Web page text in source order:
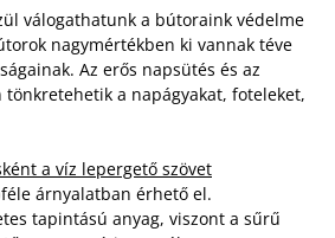
válogathatunk a bútoraink védelme
nagymértékben ki vannak téve
Az erős napsütés és az
tönkretehetik a napágyakat, foteleket,
a víz lepergető szövet
árnyalatban érhető el.
tapintású anyag, viszont a sűrű